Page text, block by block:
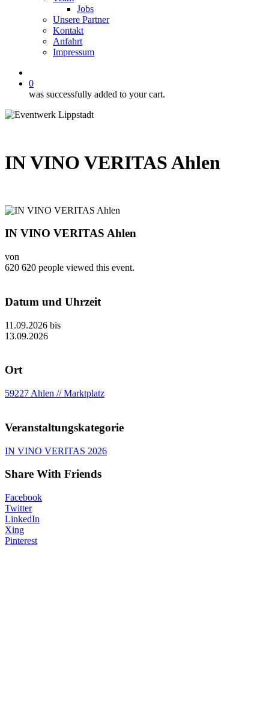
Jobs
Unsere Partner
Kontakt
Anfahrt
Impressum
0
was successfully added to your cart.
IN VINO VERITAS Ahlen
IN VINO VERITAS Ahlen
von
620 620 people viewed this event.
Datum und Uhrzeit
11.09.2026 bis
13.09.2026
Ort
59227 Ahlen // Marktplatz
Veranstaltungskategorie
IN VINO VERITAS 2026
Share With Friends
Facebook
Twitter
LinkedIn
Xing
Pinterest